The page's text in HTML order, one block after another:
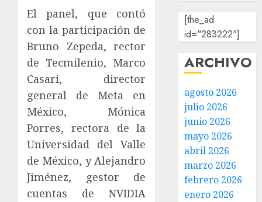
El panel, que contó
con la participación de
Bruno Zepeda, rector
de Tecmilenio, Marco
Casari, director
general de Meta en
México, Mónica
Porres, rectora de la
Universidad del Valle
de México, y Alejandro
Jiménez, gestor de
cuentas de NVIDIA
[the_ad
id="283222"]
ARCHIVO
agosto 2026
julio 2026
junio 2026
mayo 2026
abril 2026
marzo 2026
febrero 2026
enero 2026